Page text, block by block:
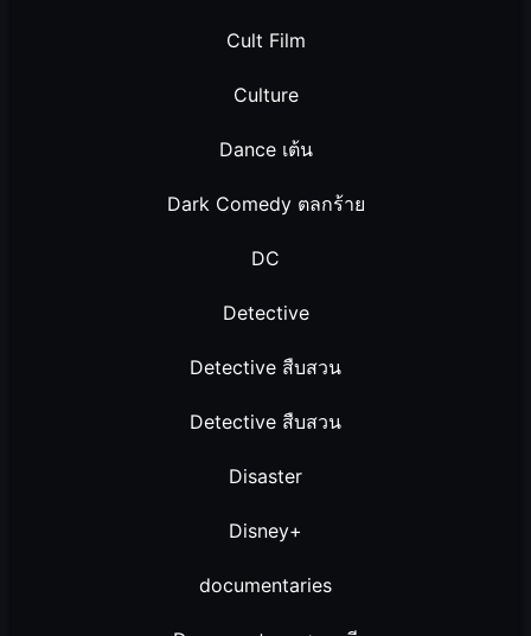
Cult Film
Culture
Dance เต้น
Dark Comedy ตลกร้าย
DC
Detective
Detective สืบสวน
Detective สืบสวน
Disaster
Disney+
documentaries